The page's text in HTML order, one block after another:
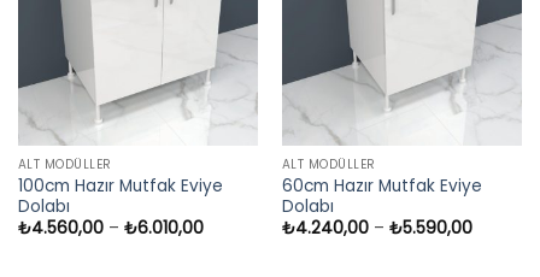
ALT MODÜLLER
100cm Hazır Mutfak Eviye
Dolabı
₺4.560,00 – ₺6.010,00Fiyat
ALT MODÜLLER
60cm Hazır Mutfak Eviye
Dolabı
₺4.240,00 – ₺5.590,00Fiyat